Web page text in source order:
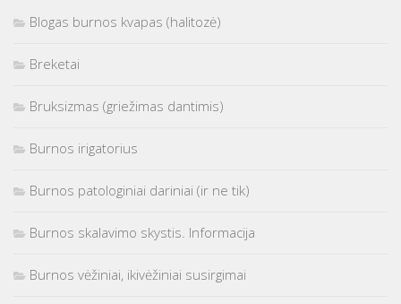
Blogas burnos kvapas (halitozė)
Breketai
Bruksizmas (griežimas dantimis)
Burnos irigatorius
Burnos patologiniai dariniai (ir ne tik)
Burnos skalavimo skystis. Informacija
Burnos vėžiniai, ikivėžiniai susirgimai